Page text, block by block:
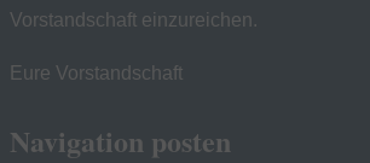
Vorstandschaft einzureichen.
Eure Vorstandschaft
Navigation posten